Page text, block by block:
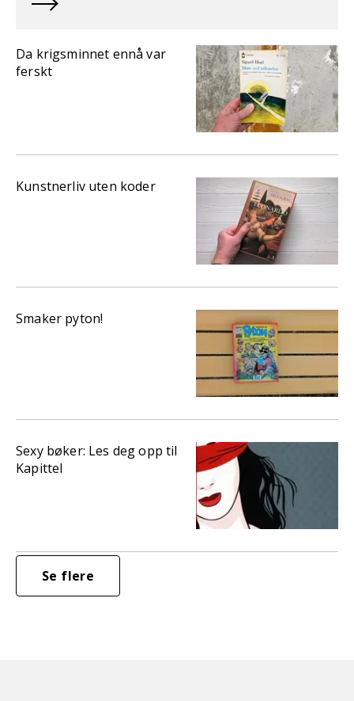
Da krigsminnet ennå var
ferskt
Kunstnerliv uten koder
Smaker pyton!
Sexy bøker: Les deg opp til
Kapittel
Se flere